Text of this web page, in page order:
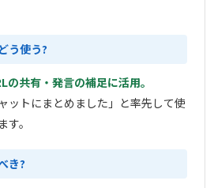
う使う?
共有・発言の補足に活用。
ットにまとめました」と率先して使
。
き?